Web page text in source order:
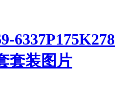
6337P175K278
套装图片